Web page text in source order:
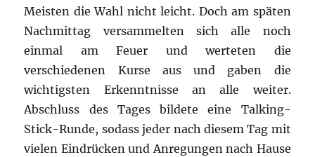
Meisten die Wahl nicht leicht. Doch am späten
Nachmittag versammelten sich alle noch
einmal am Feuer und werteten die
verschiedenen Kurse aus und gaben die
wichtigsten Erkenntnisse an alle weiter.
Abschluss des Tages bildete eine Talking-
Stick-Runde, sodass jeder nach diesem Tag mit
vielen Eindrücken und Anregungen nach Hause